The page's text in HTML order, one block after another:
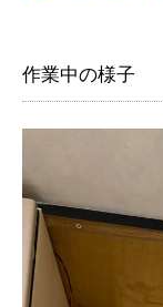
作業中の様子